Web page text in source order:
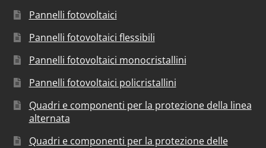
Pannelli fotovoltaici
Pannelli fotovoltaici flessibili
Pannelli fotovoltaici monocristallini
Pannelli fotovoltaici policristallini
Quadri e componenti per la protezione della linea
alternata
Quadri e componenti per la protezione delle